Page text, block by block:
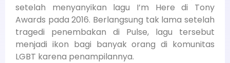
setelah menyanyikan lagu I’m Here di Tony
Awards pada 2016. Berlangsung tak lama setelah
tragedi penembakan di Pulse, lagu tersebut
menjadi ikon bagi banyak orang di komunitas
LGBT karena penampilannya.